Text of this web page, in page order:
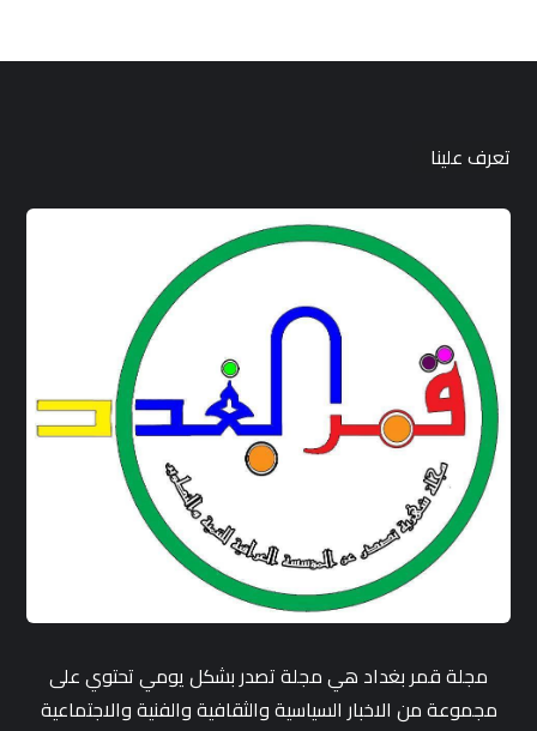
تعرف علينا
مجلة قمر بغداد هي مجلة تصدر بشكل يومي تحتوي على
مجموعة من الاخبار السياسية والثقافية والفنية والاجتماعية